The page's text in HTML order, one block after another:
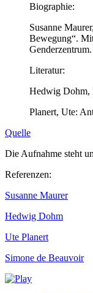
Biographie:
Susanne
Bewegung“.
Literatur:
Hedwig Dohm,
Planert, Ute:
Quelle
Die Aufnahme steht
Referenzen:
Susanne Maurer
Hedwig Dohm
Ute Planert
Simone de Beauvoir